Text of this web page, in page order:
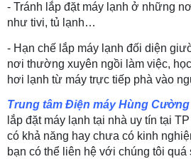
- Tránh lắp đặt máy lạnh ở những
như tivi, tủ lạnh…
- Hạn chế lắp máy lạnh đối diện
nơi thường xuyên ngồi làm việc,
hơi lạnh từ máy trực tiếp phà vào
Trung tâm Điện máy Hùng Cường
lắp đặt máy lạnh tại nhà uy tín tại
có khả năng hay chưa có kinh
bạn có thể liên hệ với chúng tôi quá